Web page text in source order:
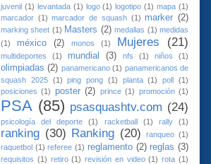
juvenil (1) levantada (1) logo (1) logotipo (1) mapa (1)
marcador (1) marcador de squash (1) marker (2)
marking sheet (1) Masters (2) medallas (1) medidas
(1)
méxico (2) monos (1) Mujeres (21)
multideportes (1) mundial (3) nfs (1) niños (1)
olimpiadas (2) panamericano (1) panamericanos de
squash 2025
(1) ping pong (1) planta (1) poll (1)
posiciones (1) poster (2) prince (1) promoción (1)
PSA (85) psasquashtv.com (24)
psicología del deporte (1) racketball (1) rally (1)
ranking (30) Ranking (20) ranqueo (1)
raquetbol (1) referee (1) reglamento (2) reglas (3)
requisitos (1) retiro (1) revisión en video (1) rota (1)